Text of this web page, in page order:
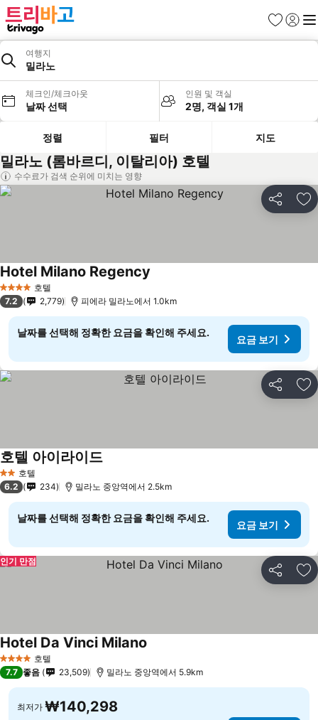
즐겨찾기
로그인
메
여행지
밀라노
체크인/체크아웃
날짜 선택
인원 및 객실
2명, 객실 1개
정렬 필터 지도
밀라노 (롬바르디, 이탈리아) 호텔
수수료가 검색 순위에 미치는 영향
공유 즐
4 성급 호텔
Hotel Milano Regency
7.2 2,779 피에라 밀라노에서 1.0km
날짜를 선택해 정확한 요금을 확인해 주세요.
요금 보기
공유 즐
2 성급호텔
호텔 아이라이드
6.2 234 밀라노 중앙역에서 2.5km
날짜를 선택해 정확한 요금을 확인해 주세요.
요금 보기
공유 즐
인기 만점
4 성급 호텔
Hotel Da Vinci Milano
7.7 좋음 23,509 밀라노 중앙역에서 5.9km
최저가 ₩140,298